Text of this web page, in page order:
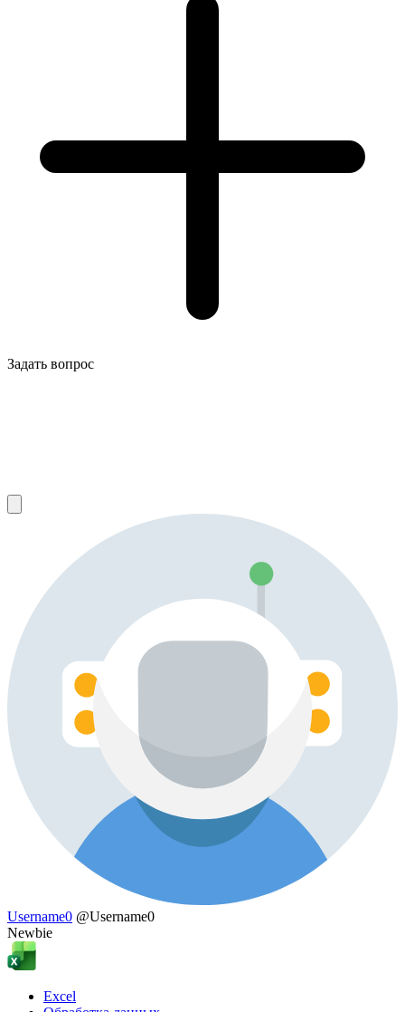
Задать вопрос
Username0 @Username0
Newbie
Excel